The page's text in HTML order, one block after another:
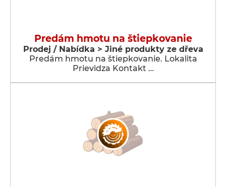
Predám hmotu na štiepkovanie
Prodej / Nabídka > Jiné produkty ze dřeva
Predám hmotu na štiepkovanie. Lokalita
Prievidza Kontakt …